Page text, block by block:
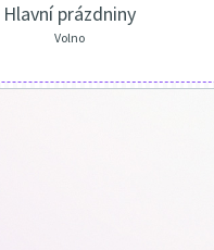
Hlavní prázdniny
Volno